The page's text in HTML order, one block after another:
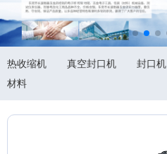
热收缩机 真空封口机 封口机
材料